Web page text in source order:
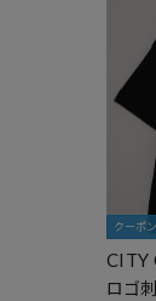
クーポ
CITY
ロゴ